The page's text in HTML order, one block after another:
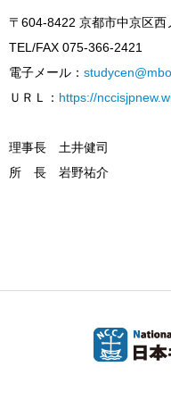
〒604-8422 京都市中京区西
TEL/FAX 075-366-2421
電子メール：
ＵＲＬ： https://
理事長 土井健司
所 長 岩野祐介